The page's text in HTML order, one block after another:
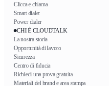
Clicca e chiama
Smart dialer
Power dialer
CHI È CLOUDTALK
La nostra storia
Opportunità di lavoro
Sicurezza
Centro di fiducia
Richiedi una prova gratuita
Materiali del brand e area stampa